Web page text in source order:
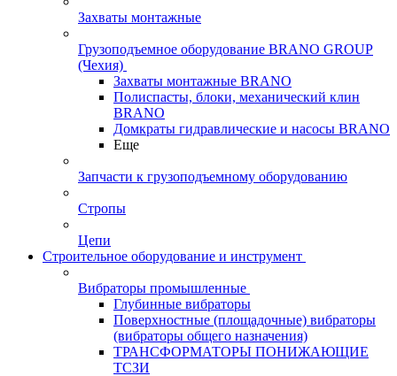
Захваты монтажные
Грузоподъемное оборудование BRANO GROUP
(Чехия)
Захваты монтажные BRANO
Полиспасты, блоки, механический клин
BRANO
Домкраты гидравлические и насосы BRANO
Еще
Запчасти к грузоподъемному оборудованию
Стропы
Цепи
Строительное оборудование и инструмент
Вибраторы промышленные
Глубинные вибраторы
Поверхностные (площадочные) вибраторы
(вибраторы общего назначения)
ТРАНСФОРМАТОРЫ ПОНИЖАЮЩИЕ
ТСЗИ